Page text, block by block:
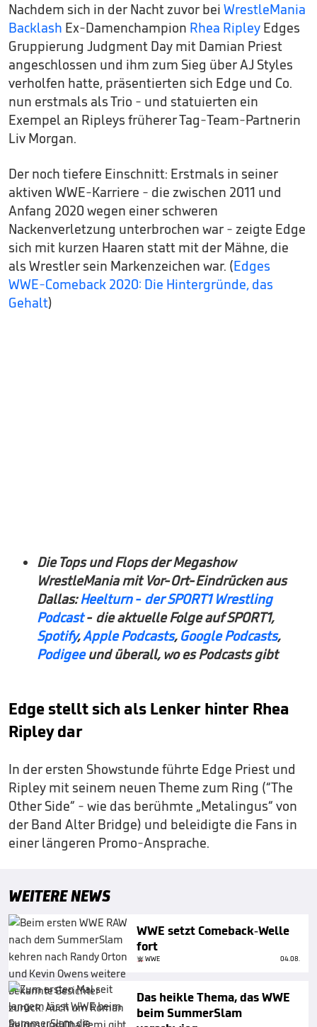
Nachdem sich in der Nacht zuvor bei WrestleMania
Backlash Ex-Damenchampion Rhea Ripley Edges
Gruppierung Judgment Day mit Damian Priest
angeschlossen und ihm zum Sieg über AJ Styles
verholfen hatte, präsentierten sich Edge und Co.
nun erstmals als Trio - und statuierten ein
Exempel an Ripleys früherer Tag-Team-Partnerin
Liv Morgan.
Der noch tiefere Einschnitt: Erstmals in seiner
aktiven WWE-Karriere - die zwischen 2011 und
Anfang 2020 wegen einer schweren
Nackenverletzung unterbrochen war - zeigte Edge
sich mit kurzen Haaren statt mit der Mähne, die
als Wrestler sein Markenzeichen war. (Edges
WWE-Comeback 2020: Die Hintergründe, das
Gehalt)
Die Tops und Flops der Megashow
WrestleMania mit Vor-Ort-Eindrücken aus
Dallas:Heelturn - der SPORT1 Wrestling
Podcast- die aktuelle Folge auf SPORT1,
Spotify,Apple Podcasts, Google Podcasts,
Podigeeund überall, wo es Podcasts gibt
Edge stellt sich als Lenker hinter Rhea
Ripley dar
In der ersten Showstunde führte Edge Priest und
Ripley mit seinem neuen Theme zum Ring (“The
Other Side“ - wie das berühmte „Metalingus“ von
der Band Alter Bridge) und beleidigte die Fans in
einer längeren Promo-Ansprache.
WEITERE NEWS
WWE setzt Comeback-Welle
fort
WWE 04.08.
Das heikle Thema, das WWE
beim SummerSlam